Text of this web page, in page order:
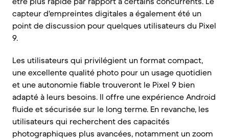
capteur d'empreintes digitales a également été un
point de discussion pour quelques utilisateurs du Pixel
9.
Les utilisateurs qui privilégient un format compact,
une excellente qualité photo pour un usage quotidien
et une autonomie fiable trouveront le Pixel 9 bien
adapté à leurs besoins. Il offre une expérience Android
fluide et sécurisée sur le long terme. En revanche, les
utilisateurs qui recherchent des capacités
photographiques plus avancées, notamment un zoom